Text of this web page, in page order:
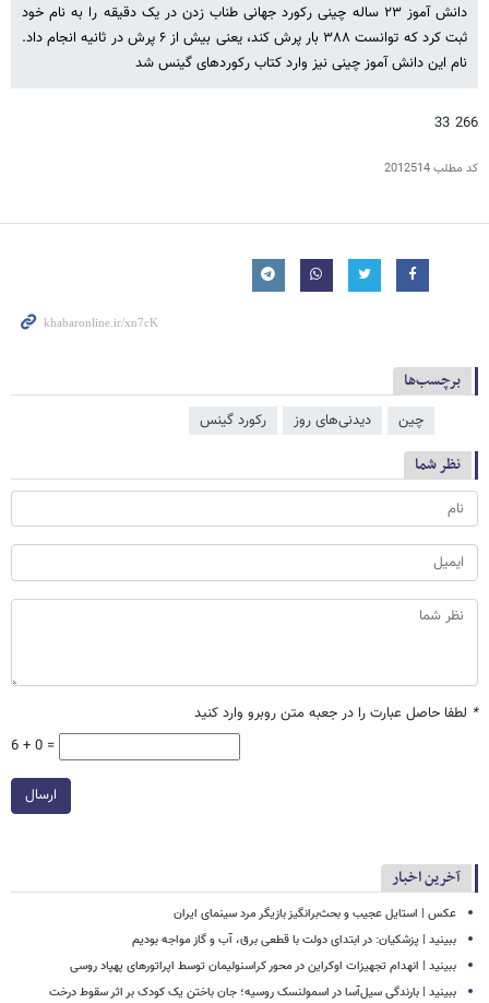
دانش آموز ۲۳ ساله چینی رکورد جهانی طناب زدن در یک دقیقه را به نام خود
ثبت کرد که توانست ۳۸۸ بار پرش کند، یعنی بیش از ۶ پرش در ثانیه انجام داد.
نام این دانش آموز چینی نیز وارد کتاب رکوردهای گینس شد
266 33
کد مطلب2012514
برچسب‌ها
چین دیدنی‌های روز رکورد گینس
نظر شما
* لطفا حاصل عبارت را در جعبه متن روبرو وارد کنید
6 + 0 =
ارسال
آخرین اخبار
عکس | استایل عجیب و بحث‌برانگیز بازیگر مرد سینمای ایران
ببینید | پزشکیان: در ابتدای دولت با قطعی برق، آب و گاز مواجه بودیم
ببینید | انهدام تجهیزات اوکراین در محور کراسنولیمان توسط اپراتورهای پهپاد روسی
ببینید | بارندگی سیل‌آسا در اسمولنسک روسیه؛ جان باختن یک کودک بر اثر سقوط درخت